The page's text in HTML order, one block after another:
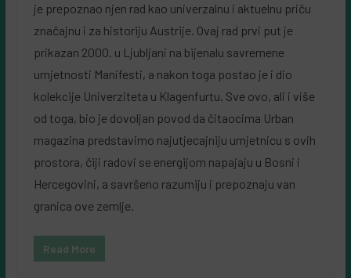
je prepoznao njen rad kao univerzalnu i aktuelnu priču
značajnu i za historiju Austrije. Ovaj rad prvi put je
prikazan 2000. u Ljubljani na bijenalu savremene
umjetnosti Manifesti, a nakon toga postao je i dio
kolekcije Univerziteta u Klagenfurtu. Sve ovo, ali i više
od toga, bio je dovoljan povod da čitaocima Urban
magazina predstavimo najutjecajniju umjetnicu s ovih
prostora, čiji radovi se energijom napajaju u Bosni i
Hercegovini, a savršeno razumiju i prepoznaju van
granica ove zemlje.
Read More